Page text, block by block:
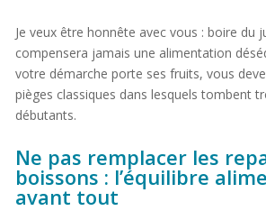
Je veux être honnête avec vous : boire du
compensera jamais une alimentation
votre démarche porte ses fruits, vous
pièges classiques dans lesquels tombent
débutants.
Ne pas remplacer les
boissons : l’équilibre
avant tout